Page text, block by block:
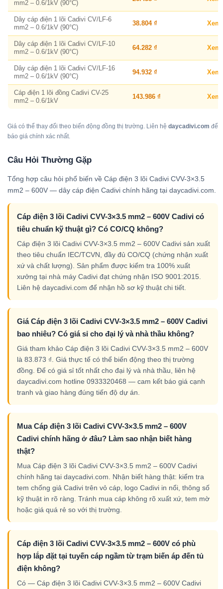
mm2 – 0.6/1kV (90°C)
Dây cáp điện 1 lõi Cadivi CV/LF-6
mm2 – 0.6/1kV (90°C)
38.804 ₫
Dây cáp điện 1 lõi Cadivi CV/LF-10
mm2 – 0.6/1kV (90°C)
64.282 ₫
Dây cáp điện 1 lõi Cadivi CV/LF-16
mm2 – 0.6/1kV (90°C)
94.932 ₫
Cáp điện 1 lõi đồng Cadivi CV-25
mm2 – 0.6/1kV
143.986 ₫
Giá có thể thay đổi theo biến động đồng thị trường. Liên hệ daycadivi.com để
báo giá chính xác nhất.
Câu Hỏi Thường Gặp
Tổng hợp câu hỏi phổ biến về Cáp điện 3 lõi Cadivi CVV-3×3.5
mm2 – 600V — dây cáp điện Cadivi chính hãng tại daycadivi.com.
Cáp điện 3 lõi Cadivi CVV-3×3.5 mm2 – 600V Cadivi có
tiêu chuẩn kỹ thuật gì? Có CO/CQ không?
Cáp điện 3 lõi Cadivi CVV-3×3.5 mm2 – 600V Cadivi sản xuất
theo tiêu chuẩn IEC/TCVN, đầy đủ CO/CQ (chứng nhận xuất
xứ và chất lượng). Sản phẩm được kiểm tra 100% xuất
xưởng tại nhà máy Cadivi đạt chứng nhận ISO 9001:2015.
Liên hệ daycadivi.com để nhận hồ sơ kỹ thuật chi tiết.
Giá Cáp điện 3 lõi Cadivi CVV-3×3.5 mm2 – 600V Cadivi
bao nhiêu? Có giá sỉ cho đại lý và nhà thầu không?
Giá tham khảo Cáp điện 3 lõi Cadivi CVV-3×3.5 mm2 – 600V
là 83.873 ₫. Giá thực tế có thể biến động theo thị trường
đồng. Để có giá sỉ tốt nhất cho đại lý và nhà thầu, liên hệ
daycadivi.com hotline 0933320468 — cam kết báo giá cạnh
tranh và giao hàng đúng tiến độ dự án.
Mua Cáp điện 3 lõi Cadivi CVV-3×3.5 mm2 – 600V
Cadivi chính hãng ở đâu? Làm sao nhận biết hàng
thật?
Mua Cáp điện 3 lõi Cadivi CVV-3×3.5 mm2 – 600V Cadivi
chính hãng tại daycadivi.com. Nhận biết hàng thật: kiểm tra
tem chống giả Cadivi trên vỏ cáp, logo Cadivi in nổi, thông số
kỹ thuật in rõ ràng. Tránh mua cáp không rõ xuất xứ, tem mờ
hoặc giá quá rẻ so với thị trường.
Cáp điện 3 lõi Cadivi CVV-3×3.5 mm2 – 600V có phù
hợp lắp đặt tại tuyến cáp ngầm từ trạm biến áp đến tủ
điện không?
Có — Cáp điện 3 lõi Cadivi CVV-3×3.5 mm2 – 600V Cadivi